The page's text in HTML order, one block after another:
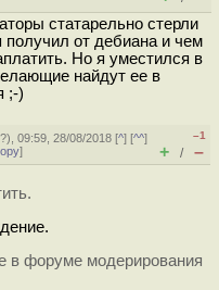
статарельно стерли
получил от дебиана и чем
Но я уместился в
найдут ее в
;-)
?), 09:59, 28/08/2018 [^] [^^]
]
–1
+ / –
в форуме модерирования